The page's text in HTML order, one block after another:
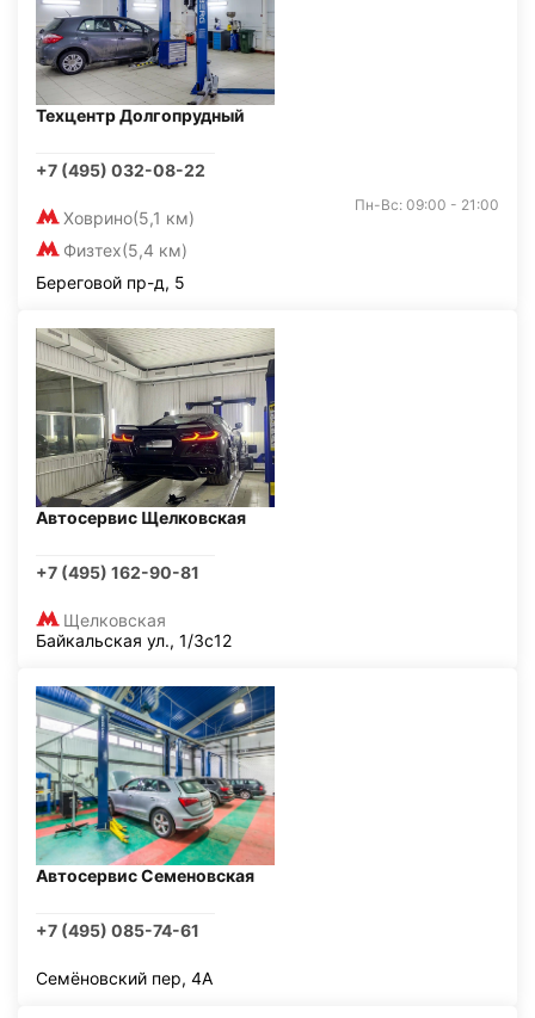
Техцентр Долгопрудный
+7 (495) 032-08-22
Ховрино(5,1 км)
Физтех(5,4 км)
Пн-Вс: 09:00 - 21:00
Береговой пр-д, 5
Автосервис Щелковская
+7 (495) 162-90-81
Щелковская
Байкальская ул., 1/3с12
Автосервис Семеновская
+7 (495) 085-74-61
Семёновский пер, 4А